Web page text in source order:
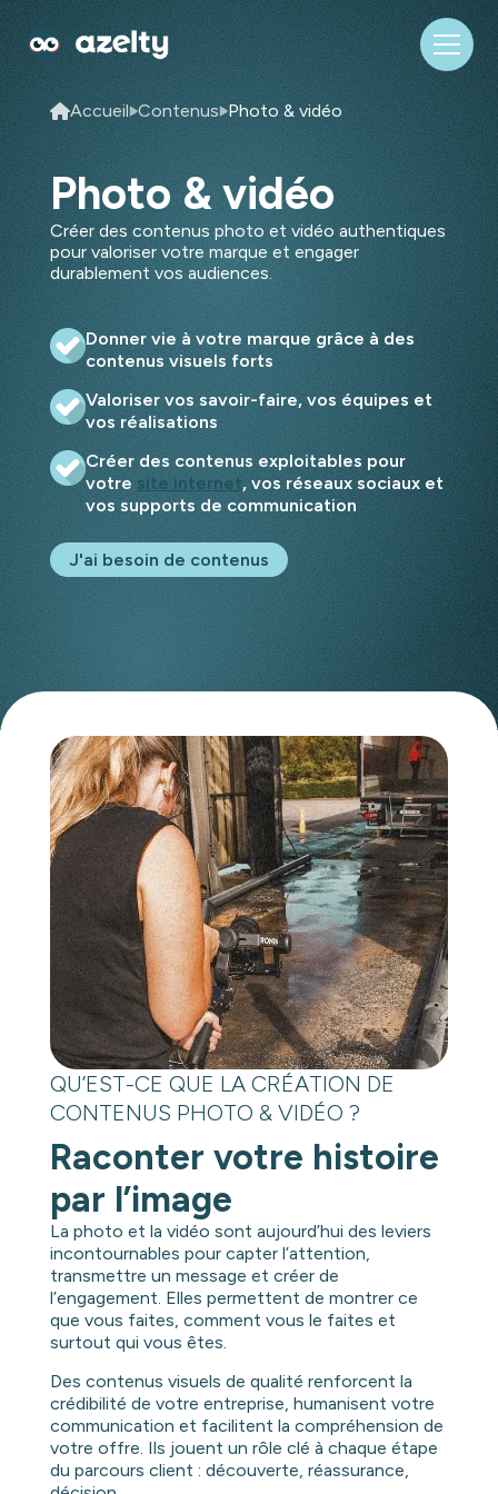
Accueil Contenus Photo & vidéo
Photo & vidéo
Créer des contenus photo et vidéo authentiques
pour valoriser votre marque et engager
durablement vos audiences.
Donner vie à votre marque grâce à des
contenus visuels forts
Valoriser vos savoir-faire, vos équipes et
vos réalisations
Créer des contenus exploitables pour
votre site internet, vos réseaux sociaux et
vos supports de communication
J'ai besoin de contenus
QU’EST-CE QUE LA CRÉATION DE
CONTENUS PHOTO & VIDÉO ?
Raconter votre histoire
par l’image
La photo et la vidéo sont aujourd’hui des leviers
incontournables pour capter l’attention,
transmettre un message et créer de
l’engagement. Elles permettent de montrer ce
que vous faites, comment vous le faites et
surtout qui vous êtes.
Des contenus visuels de qualité renforcent la
crédibilité de votre entreprise, humanisent votre
communication et facilitent la compréhension de
votre offre. Ils jouent un rôle clé à chaque étape
du parcours client : découverte, réassurance,